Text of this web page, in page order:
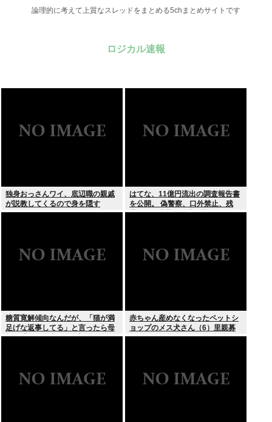
論理的に考えて上質なスレッドをまとめる5chまとめサイトです
ロジカル速報
独身おっさんワイ、底辺職の親戚
が説教してくるので身を隠す
はてな、11億円流出の調査報告書
を公開。 偽警察、口外禁止、残
業・休日出勤200時間越、孤
糖質寛解傾向なんだが、「猫が満
足げな返事してる」と言ったら母
親に「お気の毒w」と言われた
赤ちゃん産めなくなったペットシ
ョップのメス犬さん（6）里親募
集されてしまうwww